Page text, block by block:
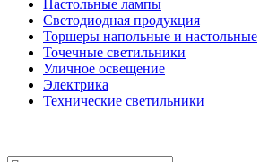
Настольные лампы
Светодиодная продукция
Торшеры напольные и настольные
Точечные светильники
Уличное освещение
Электрика
Технические светильники